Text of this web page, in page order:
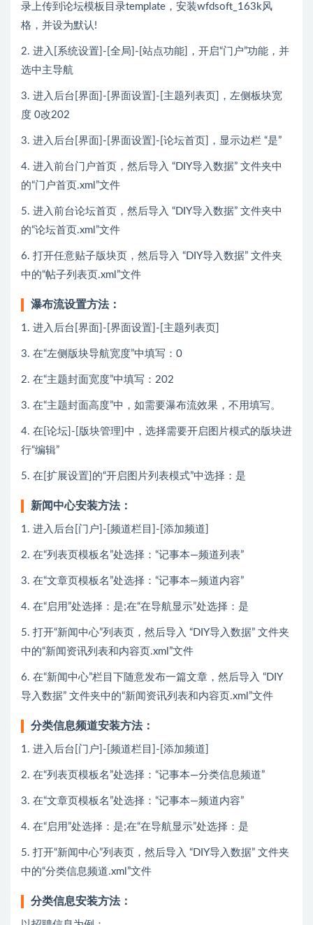
录上传到论坛模板目录template，安装wfdsoft_163k风
格，并设为默认!
2. 进入[系统设置]-[全局]-[站点功能]，开启“门户”功能，并
选中主导航
3. 进入后台[界面]-[界面设置]-[主题列表页]，左侧板块宽
度 0改202
3. 进入后台[界面]-[界面设置]-[论坛首页]，显示边栏 “是”
4. 进入前台门户首页，然后导入 “DIY导入数据” 文件夹中
的“门户首页.xml”文件
5. 进入前台论坛首页，然后导入 “DIY导入数据” 文件夹中
的“论坛首页.xml”文件
6. 打开任意贴子版块页，然后导入 “DIY导入数据” 文件夹
中的“帖子列表页.xml”文件
瀑布流设置方法：
1. 进入后台[界面]-[界面设置]-[主题列表页]
3. 在“左侧版块导航宽度”中填写：0
2. 在“主题封面宽度”中填写：202
3. 在“主题封面高度”中，如需要瀑布流效果，不用填写。
4. 在[论坛]-[版块管理]中，选择需要开启图片模式的版块进
行“编辑”
5. 在[扩展设置]的“开启图片列表模式”中选择：是
新闻中心安装方法：
1. 进入后台[门户]-[频道栏目]-[添加频道]
2. 在“列表页模板名”处选择：“记事本—频道列表”
3. 在“文章页模板名”处选择：“记事本—频道内容”
4. 在“启用”处选择：是;在“在导航显示”处选择：是
5. 打开“新闻中心”列表页，然后导入 “DIY导入数据” 文件夹
中的“新闻资讯列表和内容页.xml”文件
6. 在“新闻中心”栏目下随意发布一篇文章，然后导入 “DIY
导入数据” 文件夹中的“新闻资讯列表和内容页.xml”文件
分类信息频道安装方法：
1. 进入后台[门户]-[频道栏目]-[添加频道]
2. 在“列表页模板名”处选择：“记事本—分类信息频道”
3. 在“文章页模板名”处选择：“记事本—频道内容”
4. 在“启用”处选择：是;在“在导航显示”处选择：是
5. 打开“新闻中心”列表页，然后导入 “DIY导入数据” 文件夹
中的“分类信息频道.xml”文件
分类信息安装方法：